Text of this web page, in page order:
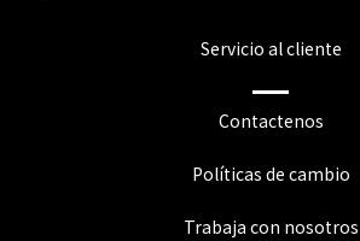
Servicio al cliente
Contactenos
Políticas de cambio
Trabaja con nosotros